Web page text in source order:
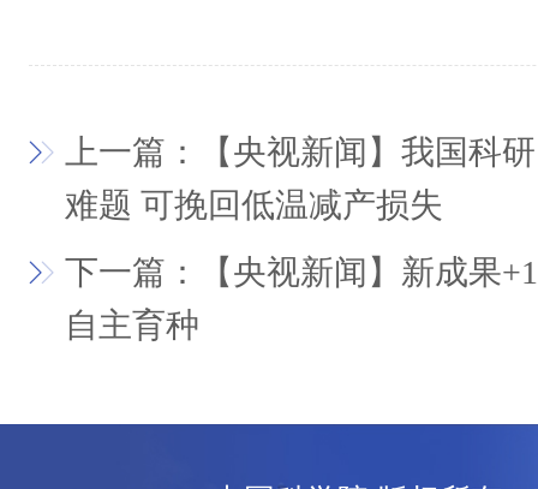
上一篇：【央视新闻】我国科
难题 可挽回低温减产损失
下一篇：【央视新闻】新成果
自主育种